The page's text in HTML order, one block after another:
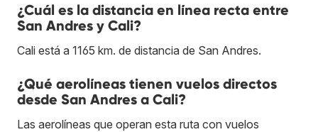
¿Cuál es la distancia en línea recta entre
San Andres y Cali?
Cali está a 1165 km. de distancia de San Andres.
¿Qué aerolíneas tienen vuelos directos
desde San Andres a Cali?
Las aerolíneas que operan esta ruta con vuelos